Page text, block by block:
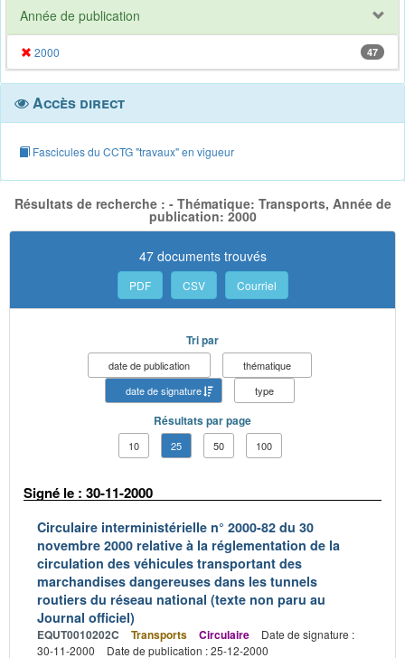
Année de publication
2000 47
Accès direct
Fascicules du CCTG "travaux" en vigueur
Résultats de recherche : - Thématique: Transports, Année de
publication: 2000
47 documents trouvés
PDF CSV Courriel
Tri par
date de publication
thématique
date de signature
type
Résultats par page
10 25 50 100
Signé le : 30-11-2000
Circulaire interministérielle n° 2000-82 du 30
novembre 2000 relative à la réglementation de la
circulation des véhicules transportant des
marchandises dangereuses dans les tunnels
routiers du réseau national (texte non paru au
Journal officiel)
EQUT0010202C Transports Circulaire
Date de signature :
30-11-2000
Date de publication : 25-12-2000